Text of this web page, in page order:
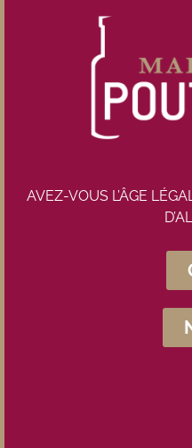
s’inscrit parmi les grandes
AVEZ-VOUS L’ÂGE